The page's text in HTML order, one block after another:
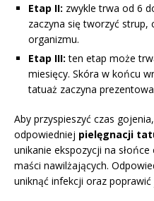
Etap II: zwykle trwa od 6
zaczyna się tworzyć strup,
organizmu.
Etap III: ten etap może
miesięcy. Skóra w końcu
tatuaż zaczyna
Aby przyspieszyć czas
odpowiedniej pielęgnacji
unikanie ekspozycji na
maści nawilżających.
uniknąć infekcji oraz poprawić